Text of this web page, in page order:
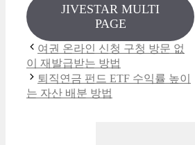
JIVESTAR MULTI
PAGE
여권 온라인 신청 구청 방문 없
이 재발급받는 방법
퇴직연금 펀드 ETF 수익률 높이
는 자산 배분 방법